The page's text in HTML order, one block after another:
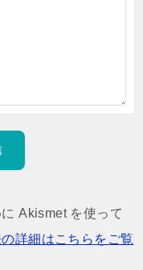
Akismet を使って
詳細はこちらをご覧